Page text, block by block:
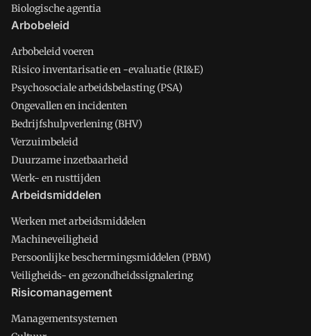
Biologische agentia
Arbobeleid
Arbobeleid voeren
Risico inventarisatie en -evaluatie (RI&E)
Psychosociale arbeidsbelasting (PSA)
Ongevallen en incidenten
Bedrijfshulpverlening (BHV)
Verzuimbeleid
Duurzame inzetbaarheid
Werk- en rusttijden
Arbeidsmiddelen
Werken met arbeidsmiddelen
Machineveiligheid
Persoonlijke beschermingsmiddelen (PBM)
Veiligheids- en gezondheidssignalering
Risicomanagement
Managementsystemen